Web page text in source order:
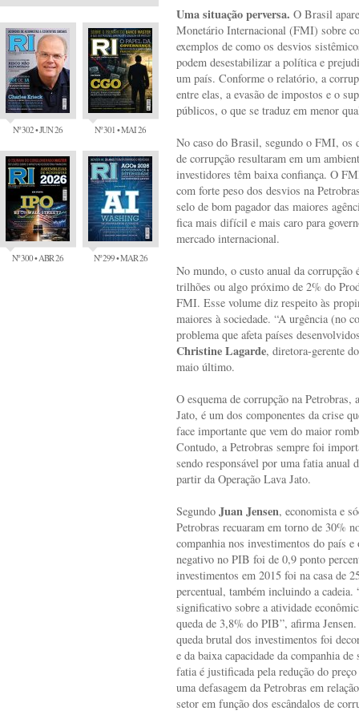
Nº 302 • JUN 26 Nº 301 • MAI 26
Nº 300 • ABR 26 Nº 299 • MAR 26
Uma situação perversa. O Brasil
Monetário Internacional (FMI) sobre
exemplos de como os desvios
podem desestabilizar a política e
um país. Conforme o relatório, a
entre elas, a evasão de impostos e o
públicos, o que se traduz em menor
No caso do Brasil, segundo o FMI, os
de corrupção resultaram em um
investidores têm baixa confiança. O
com forte peso dos desvios na
selo de bom pagador das maiores
fica mais difícil e mais caro para
mercado internacional.
No mundo, o custo anual da
trilhões ou algo próximo de 2% do
FMI. Esse volume diz respeito às
maiores à sociedade. “A urgência (no
problema que afeta países
Christine Lagarde, diretora-gerente
maio último.
O esquema de corrupção na Petrobras,
Jato, é um dos componentes da crise
face importante que vem do maior
Contudo, a Petrobras sempre foi
sendo responsável por uma fatia anual
partir da Operação Lava Jato.
Segundo Juan Jensen, economista e
Petrobras recuaram em torno de 30%
companhia nos investimentos do país
negativo no PIB foi de 0,9 ponto
investimentos em 2015 foi na casa de
percentual, também incluindo a
significativo sobre a atividade
queda de 3,8% do PIB”, afirma
queda brutal dos investimentos foi
e da baixa capacidade da companhia
fatia é justificada pela redução do
uma defasagem da Petrobras em
setor em função dos escândalos de